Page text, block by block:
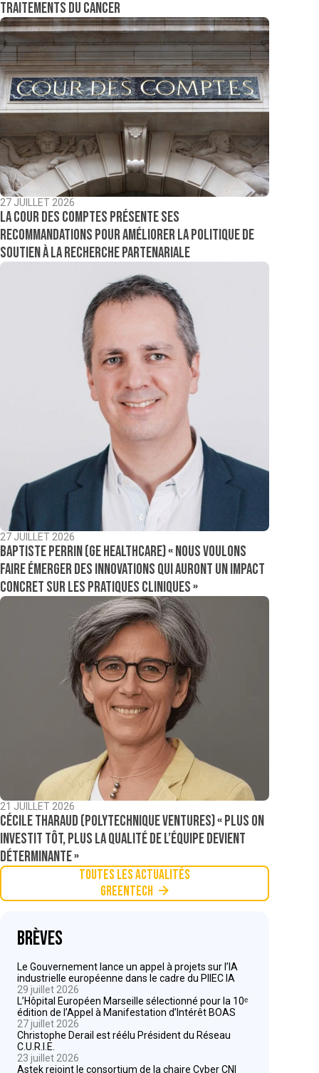
traitements du cancer
27 JUILLET 2026
La Cour des comptes présente ses
recommandations pour améliorer la politique de
soutien à la recherche partenariale
27 JUILLET 2026
Baptiste Perrin (GE Healthcare) « Nous voulons
faire émerger des innovations qui auront un impact
concret sur les pratiques cliniques »
21 JUILLET 2026
Cécile Tharaud (Polytechnique Ventures) « Plus on
investit tôt, plus la qualité de l’équipe devient
déterminante »
Toutes les actualités
Greentech
Brèves
Le Gouvernement lance un appel à projets sur l’IA
industrielle européenne dans le cadre du PIIEC IA
29 juillet 2026
L’Hôpital Européen Marseille sélectionné pour la 10ᵉ
édition de l’Appel à Manifestation d’Intérêt BOAS
27 juillet 2026
Christophe Derail est réélu Président du Réseau
C.U.R.I.E.
23 juillet 2026
Astek rejoint le consortium de la chaire Cyber CNI